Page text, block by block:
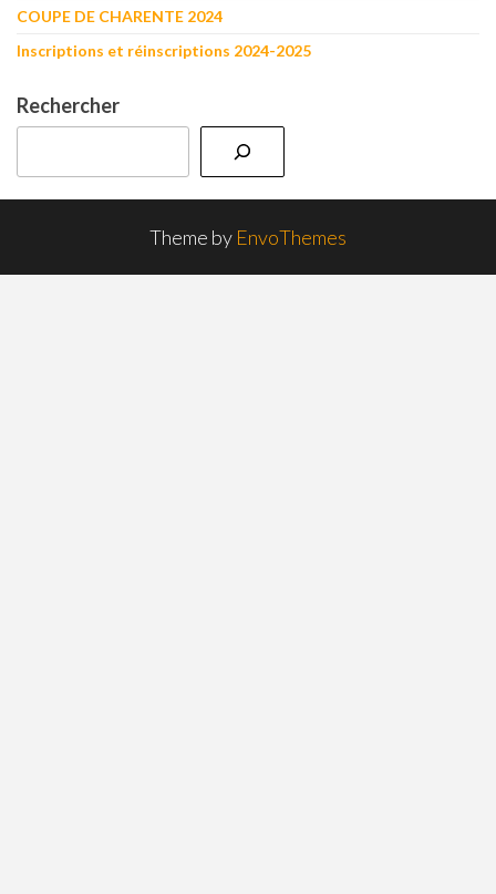
COUPE DE CHARENTE 2024
Inscriptions et réinscriptions 2024-2025
Rechercher
Theme by EnvoThemes